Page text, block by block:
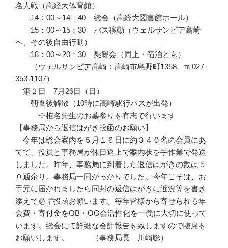
名人戦（高経大体育館）
14：00～14：40 総会（高経大図書館ホール）
15：00～15：30 バス移動（ウェルサンピア高崎
へ、その後自由行動）
18：00～20：30 懇親会（同上・宿泊とも）
（ウェルサンピア高崎：高崎市島野町1358 ℡027-
353-1107）
第２日 7月26日（日）
朝食後解散（10時に高崎駅行バスが出発）
※椎名先生のお墓参りを有志で行います
【事務局から返信はがき投函のお願い】
今年は総会案内を５月１６日に約３４０名の会員にあ
てて、役員と事務局が休日返上で案内状を手作業で発送
しました。昨年、事務局に到着した返信はがきの数は５
０通余り。事務局一同がっかりでした。今年こそは、お
手元に届かれましたら同封の返信はがきに近況等を書き
添えて必ず投函お願います。毎年皆様から寄せられる年
会費・寄付金をOB・OG会活性化を一義に大切に使って
います。総会にて詳細な会計報告を致しますので臨席を
お願いします。 （事務局長 川崎聡）